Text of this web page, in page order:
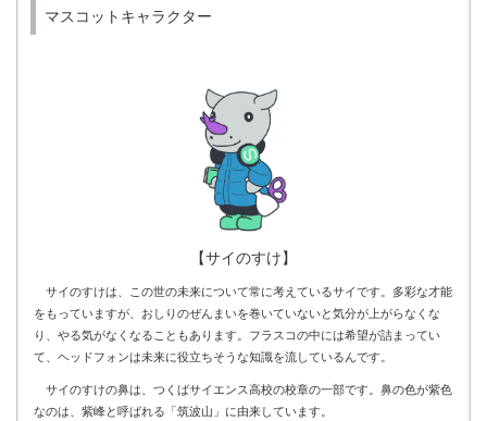
マスコットキャラクター
【サイのすけ】
サイのすけは、この世の未来について常に考えているサイです。多彩な才能
をもっていますが、おしりのぜんまいを巻いていないと気分が上がらなくな
り、やる気がなくなることもあります。フラスコの中には希望が詰まってい
て、ヘッドフォンは未来に役立ちそうな知識を流しているんです。
サイのすけの鼻は、つくばサイエンス高校の校章の一部です。鼻の色が紫色
なのは、紫峰と呼ばれる「筑波山」に由来しています。